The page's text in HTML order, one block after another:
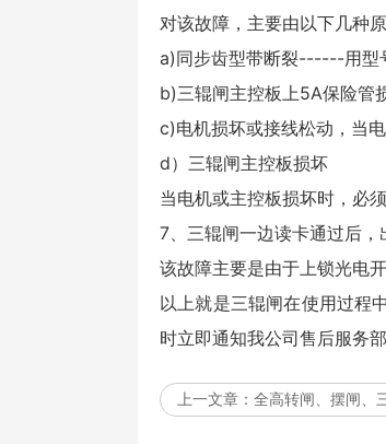
对该故障，主要由以下几种
a)同步齿型带断裂------用型
b)三辊闸主控板上5A保险管
c)电机损坏或接线松动，当
d）三辊闸主控板损坏
当电机或主控板损坏时，必
7、三辊闸一边读卡通过后
该故障主要是由于上锁光电
以上就是三辊闸在使用过程
时立即通知我公司售后服务
上一文章： 全高转闸、摆闸、